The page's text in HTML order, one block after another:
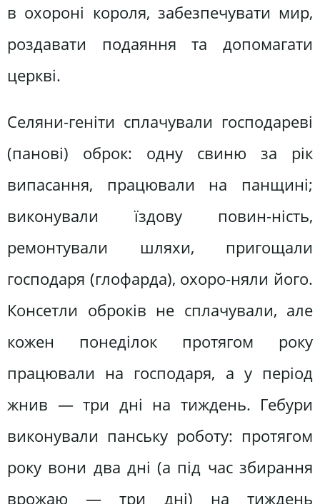
в охороні короля, забезпечувати мир,
роздавати подаяння та допомагати
церкві.
Селяни-геніти сплачували господареві
(панові) оброк: одну свиню за рік
випасання, працювали на панщині;
виконували їздову повин-ність,
ремонтували шляхи, пригощали
господаря (глофарда), охоро-няли його.
Консетли оброків не сплачували, але
кожен понеділок протягом року
працювали на господаря, а у період
жнив — три дні на тиждень. Гебури
виконували панську роботу: протягом
року вони два дні (а під час збирання
врожаю — три дні) на тиждень